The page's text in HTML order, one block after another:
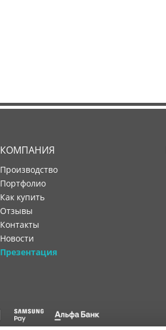
КОМПАНИЯ
производство
портфолио
как купить
отзывы
контакты
новости
Презентация